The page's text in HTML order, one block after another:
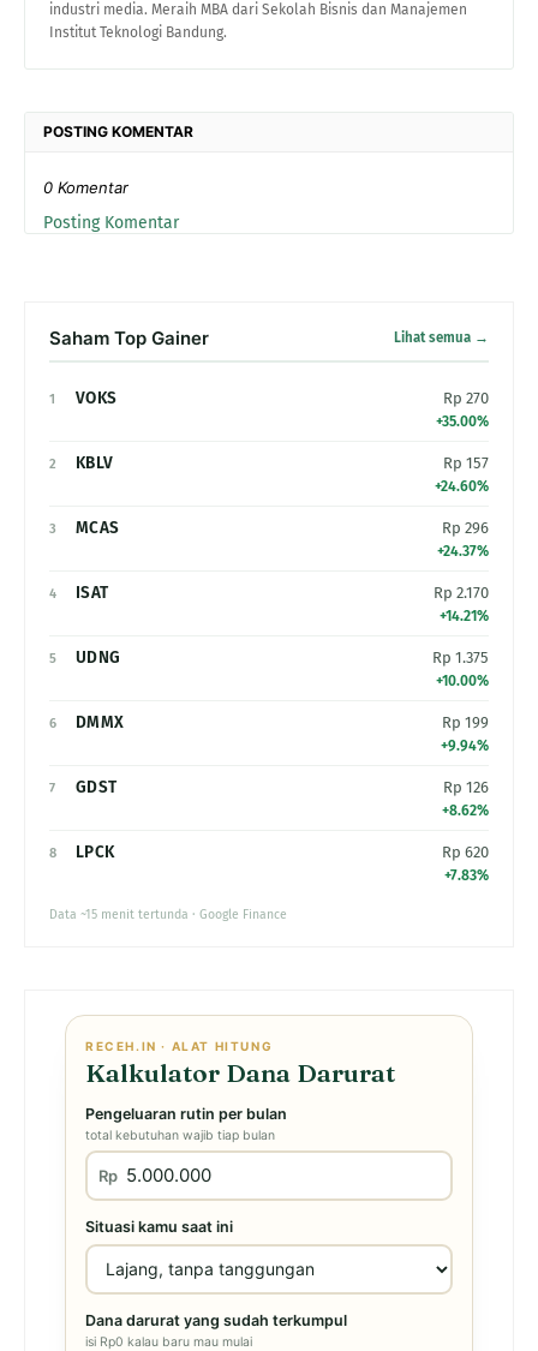
industri media. Meraih MBA dari Sekolah Bisnis dan Manajemen
Institut Teknologi Bandung.
POSTING KOMENTAR
0 Komentar
Posting Komentar
Saham Top Gainer Lihat semua →
1 VOKS Rp 270
+35.00%
2 KBLV Rp 157
+24.60%
3 MCAS Rp 296
+24.37%
4 ISAT Rp 2.170
+14.21%
5 UDNG Rp 1.375
+10.00%
6 DMMX Rp 199
+9.94%
7 GDST Rp 126
+8.62%
8 LPCK Rp 620
+7.83%
Data ~15 menit tertunda · Google Finance
RECEH.IN · ALAT HITUNG
Kalkulator Dana Darurat
Pengeluaran rutin per bulan
total kebutuhan wajib tiap bulan
Rp
Situasi kamu saat ini
Dana darurat yang sudah terkumpul
isi Rp0 kalau baru mau mulai